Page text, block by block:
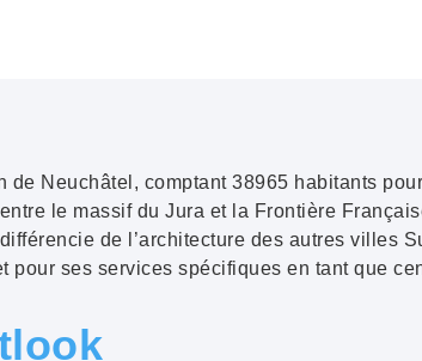
de Neuchâtel, comptant 38965 habitants
le massif du Jura et la Frontière
de l’architecture des autres villes
pour ses services spécifiques en tant que